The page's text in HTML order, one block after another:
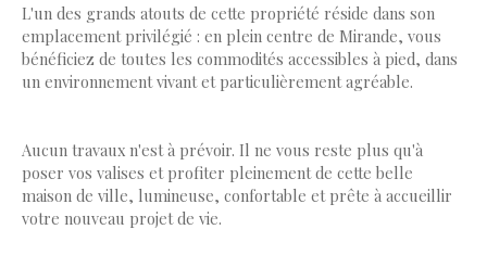
L'un des grands atouts de cette propriété réside dans son
emplacement privilégié : en plein centre de Mirande, vous
bénéficiez de toutes les commodités accessibles à pied, dans
un environnement vivant et particulièrement agréable.
Aucun travaux n'est à prévoir. Il ne vous reste plus qu'à
poser vos valises et profiter pleinement de cette belle
maison de ville, lumineuse, confortable et prête à accueillir
votre nouveau projet de vie.